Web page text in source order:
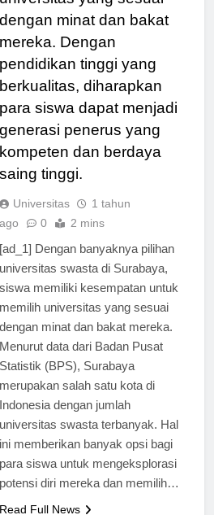
universitas yang sesuai
dengan minat dan bakat
mereka. Dengan
pendidikan tinggi yang
berkualitas, diharapkan
para siswa dapat menjadi
generasi penerus yang
kompeten dan berdaya
saing tinggi.
Universitas
1 tahun
[ad_1] Dengan banyaknya pilihan
universitas swasta di Surabaya,
siswa memiliki kesempatan untuk
memilih universitas yang sesuai
dengan minat dan bakat mereka.
Menurut data dari Badan Pusat
Statistik (BPS), Surabaya
merupakan salah satu kota di
Indonesia dengan jumlah
universitas swasta terbanyak. Hal
ini memberikan banyak opsi bagi
para siswa untuk mengeksplorasi